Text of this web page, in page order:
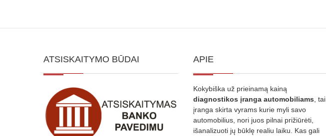
ATSISKAITYMO BŪDAI APIE
Kokybiška už prieinamą kainą
diagnostikos įranga automobiliams , tai
įranga skirta vyrams kurie myli savo
automobilius, nori juos pilnai prižiūrėti,
išanalizuoti jų būklę realiu laiku. Kas gali